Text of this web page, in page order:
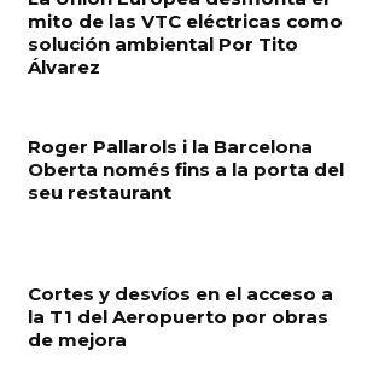
mito de las VTC eléctricas como
solución ambiental Por Tito
Álvarez
Roger Pallarols i la Barcelona
Oberta només fins a la porta del
seu restaurant
Cortes y desvíos en el acceso a
la T1 del Aeropuerto por obras
de mejora